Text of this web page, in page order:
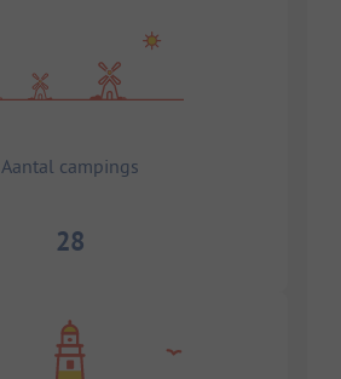
Aantal campings
28